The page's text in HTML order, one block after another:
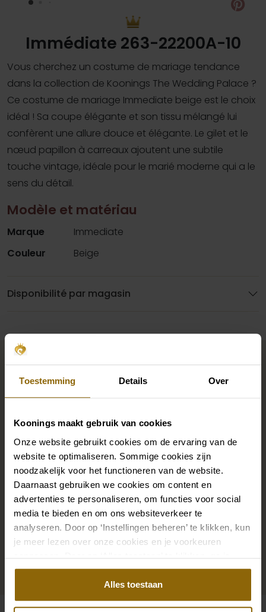
Toestemming Details Over
Koonings maakt gebruik van cookies
Onze website gebruikt cookies om de ervaring van de
website te optimaliseren. Sommige cookies zijn
noodzakelijk voor het functioneren van de website.
Daarnaast gebruiken we cookies om content en
advertenties te personaliseren, om functies voor social
media te bieden en om ons websiteverkeer te
analyseren. Door op ‘Instellingen beheren’ te klikken, kun
je meer lezen over onze cookies en je voorkeuren
aanpassen. Door op ‘Alles toestaan’ te klikken, ga je
akkoord met het gebruik van alle cookies.
Alles toestaan
Immédiate 263-22200A-10
Vous cherchez un costume de mariage tendance
dans la collection de Koonings The Wedding Palace ?
Ce costume de mariage Immediate beige est le choix
idéal ! Sa coupe élégante et son tissu mélangé lui
confèrent une allure douce et élégante. Le gilet et le
nœud papillon à carreaux ajoutent une subtile
touche vintage, idéale pour le marié moderne qui a le
sens du détail.
Modèle et matériau
Marque
Immediate
Couleur
Beige
Disponibilité par magasin
Complétez votre look de
mariée
Des chaussures de mariage parfaites sous votre robe
boucles d'oreilles assortis à votre robe de mariée ou
un beau voile, un bandeau ou une épingle à cheveux
pour votre coiffure de mariée : votre look de mariée
n'est complet que s'il est assorti à des accessoires.
Grâce à notre vaste boutique d'accessoires pour les
mariés, vous trouverez l'accessoire parfait pour votre
robe ou votre costume de mariage.
Aller aux accessoires